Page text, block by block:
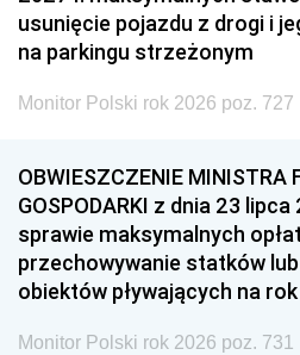
usunięcie pojazdu z drogi i
na parkingu strzeżonym
Monitor Polski rok 2026 poz. 727
OBWIESZCZENIE MINISTRA
GOSPODARKI z dnia 23 lipca
sprawie maksymalnych
przechowywanie statków
obiektów pływających na
Monitor Polski rok 2026 poz. 731